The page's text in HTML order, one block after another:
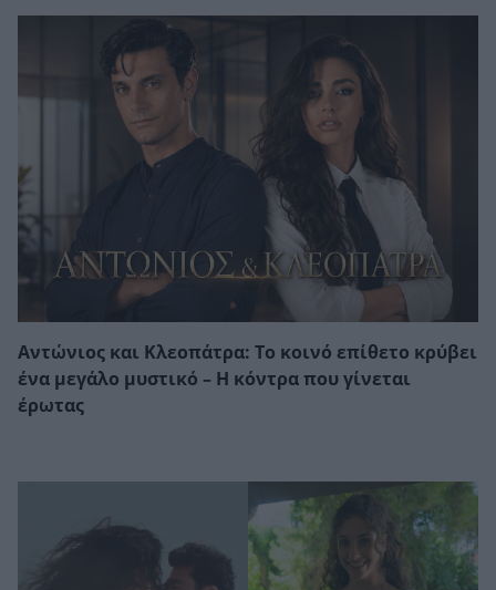
Αντώνιος και Κλεοπάτρα: Το κοινό επίθετο κρύβει
ένα μεγάλο μυστικό – Η κόντρα που γίνεται
έρωτας